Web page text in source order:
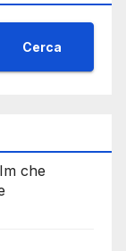
Cerca
che